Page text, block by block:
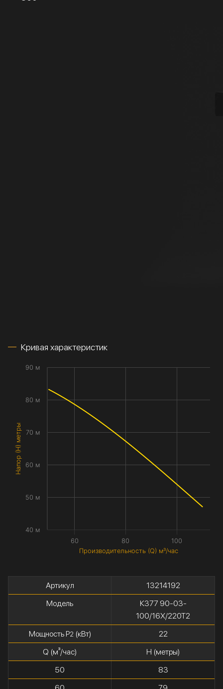
Кривая характеристик
Производительность (Q) м³/час
Напор (H) метры
60 80 100
40 м
50 м
60 м
70 м
80 м
90 м
Артикул
13214192
Модель
К377 90-03-
100/16Х/220Т2
Мощность P2(кВт)
22
Q (м³/час)
H (метры)
50
83